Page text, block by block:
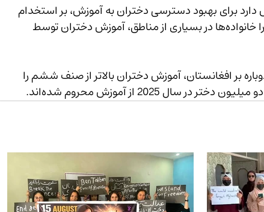
برای بهبود دسترسی دختران به آموزش، بر استخدام
معلمان زن تمرکز بیشتری داشته باشد؛ زیرا خانواده‌ها در بسیاری از مناطق، آموزش دختران توسط
بر افغانستان، آموزش دختران بالاتر از صنف ششم را